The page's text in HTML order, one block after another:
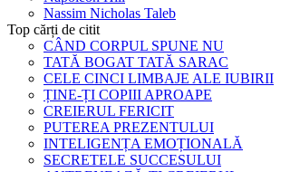
Nassim Nicholas Taleb
Top cărți de citit
CÂND CORPUL SPUNE NU
TATĂ BOGAT TATĂ SARAC
CELE CINCI LIMBAJE ALE IUBIRII
ȚINE-ȚI COPIII APROAPE
CREIERUL FERICIT
PUTEREA PREZENTULUI
INTELIGENȚA EMOȚIONALĂ
SECRETELE SUCCESULUI